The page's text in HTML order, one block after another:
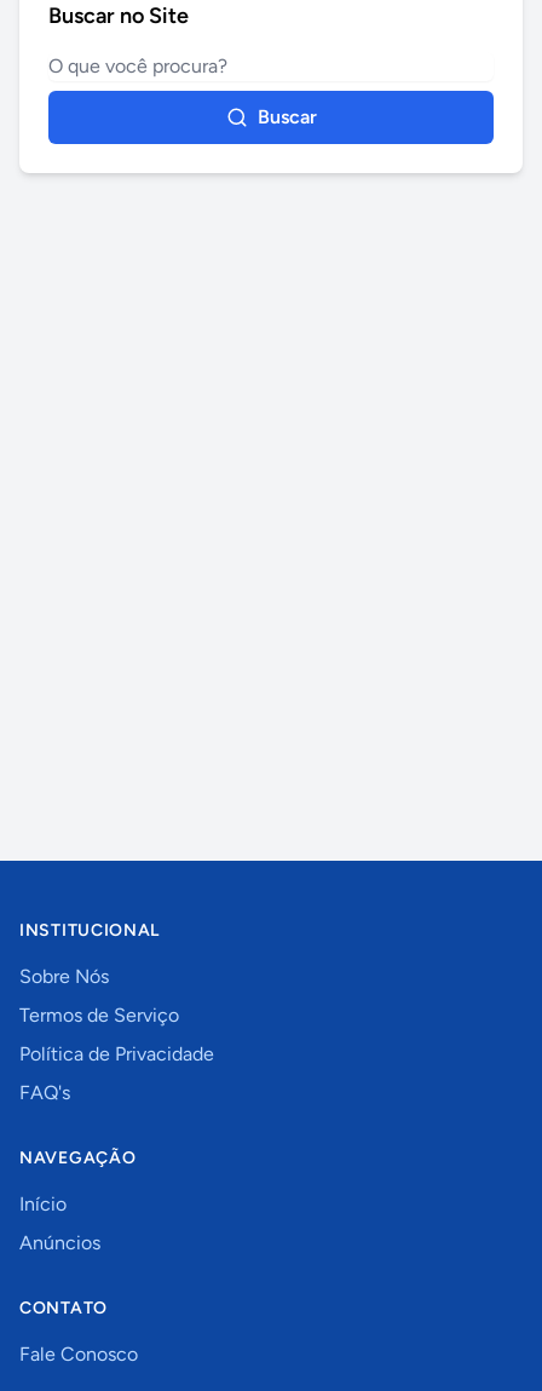
Buscar no Site
Buscar
INSTITUCIONAL
Sobre Nós
Termos de Serviço
Política de Privacidade
FAQ's
NAVEGAÇÃO
Início
Anúncios
CONTATO
Fale Conosco